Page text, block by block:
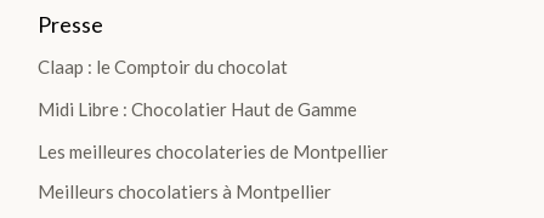
COFFRETS
de
Chocolats
Presse
Claap : le Comptoir du chocolat
Midi Libre : Chocolatier Haut de Gamme
Les meilleures chocolateries de Montpellier
Meilleurs chocolatiers à Montpellier